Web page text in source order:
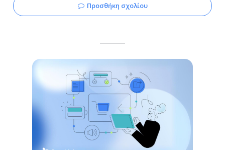
Προσθήκη σχολίου